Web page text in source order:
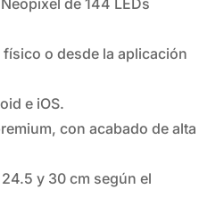
físico o desde la aplicación
e iOS.
con acabado de alta
24.5 y 30 cm según el